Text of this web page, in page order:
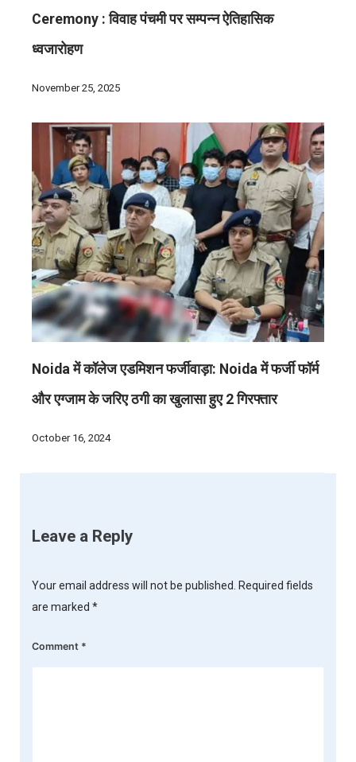
Ceremony : विवाह पंचमी पर सम्पन्न ऐतिहासिक
ध्वजारोहण
November 25, 2025
Noida में कॉलेज एडमिशन फर्जीवाड़ा: Noida में फर्जी फॉर्म
और एग्जाम के जरिए ठगी का खुलासा हुए 2 गिरफ्तार
October 16, 2024
Leave a Reply
Your email address will not be published. Required fields
are marked *
Comment *